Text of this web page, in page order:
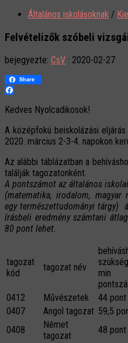
Általános iskolásoknak /
Felvételizők szóbeli
bejegyezte: CsV · 2020-02-27
Share
Kedves Nyolcadikosok!
A középfokú beiskolázási
2020. március 2-3-4. napokon
Az alábbi táblázatban a
találják tagozatonként.
A pontszámot az általános
(matematika, irodalom, magyar
egy természettudományi tárgy)
írásbeli eredmény számtani
80 pont lehet.
tagozat
kód
tagozat név
min
0412
Művészetek
44 pont
0407
Angol tagozat 59,5
0408
Német
tagozat
48 pont